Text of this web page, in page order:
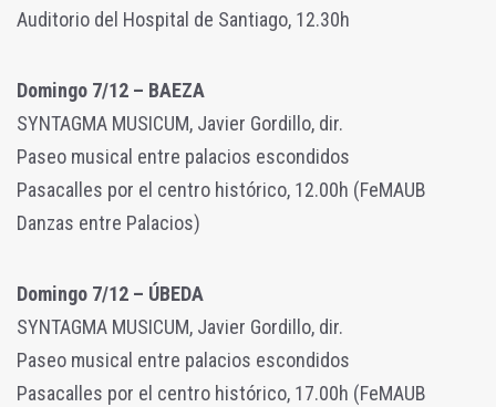
Auditorio del Hospital de Santiago, 12.30h
Domingo 7/12 – BAEZA
SYNTAGMA MUSICUM, Javier Gordillo, dir.
Paseo musical entre palacios escondidos
Pasacalles por el centro histórico, 12.00h (FeMAUB
Danzas entre Palacios)
Domingo 7/12 – ÚBEDA
SYNTAGMA MUSICUM, Javier Gordillo, dir.
Paseo musical entre palacios escondidos
Pasacalles por el centro histórico, 17.00h (FeMAUB